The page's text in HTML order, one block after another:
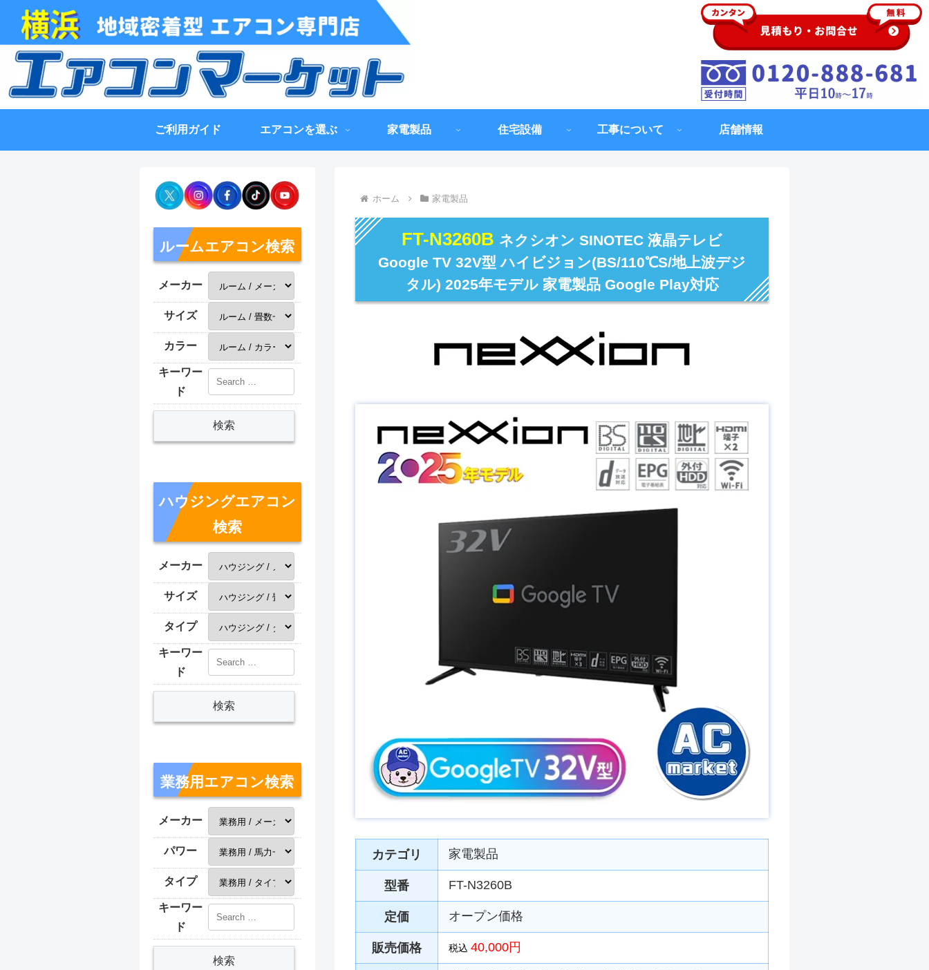
ご利用ガイド エアコンを選ぶ 家電製品 住宅設備 工事について 店舗情報
ホーム 家電製品
FT-N3260B ネクシオン SINOTEC 液晶テレビ
Google TV 32V型 ハイビジョン(BS/110℃S/地上波デジ
タル) 2025年モデル 家電製品 Google Play対応
カテゴリ 家電製品
型番 FT-N3260B
定価 オープン価格
販売価格 税込 40,000円
ルームエアコン検索
メーカー
サイズ
カラー
キーワー
ド
ハウジングエアコン
検索
メーカー
サイズ
タイプ
キーワー
ド
業務用エアコン検索
メーカー
パワー
タイプ
キーワー
ド